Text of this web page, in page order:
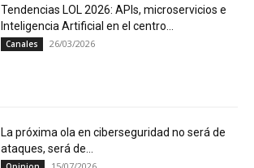
Tendencias LOL 2026: APIs, microservicios e
Inteligencia Artificial en el centro...
Canales 26/03/2026
La próxima ola en ciberseguridad no será de
ataques, será de...